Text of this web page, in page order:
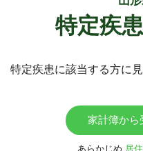
特定疾
特定疾患に該当する方に
家計簿から
あらかじめ 居